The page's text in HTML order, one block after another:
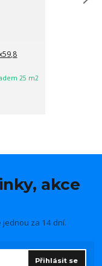
25 m2
akce
jednou za 14 dní.
Přihlásit se